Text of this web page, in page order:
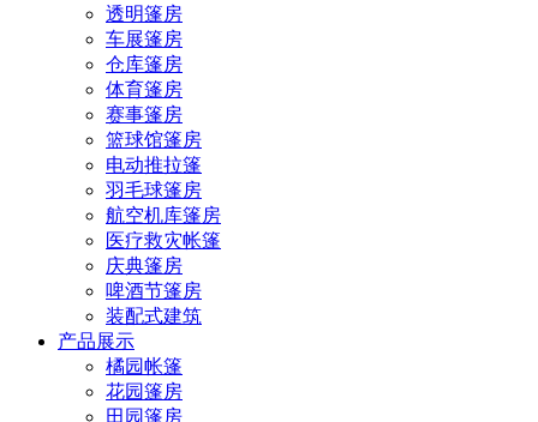
透明篷房
车展篷房
仓库篷房
体育篷房
赛事篷房
篮球馆篷房
电动推拉篷
羽毛球篷房
航空机库篷房
医疗救灾帐篷
庆典篷房
啤酒节篷房
装配式建筑
产品展示
橘园帐篷
花园篷房
田园篷房